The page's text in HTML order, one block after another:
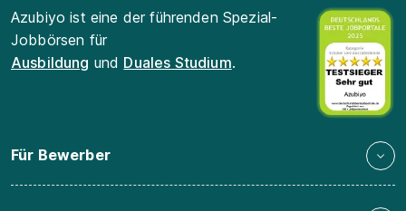
Azubiyo ist eine der führenden Spezial-
Jobbörsen für
Ausbildung und Duales Studium.
Für Bewerber